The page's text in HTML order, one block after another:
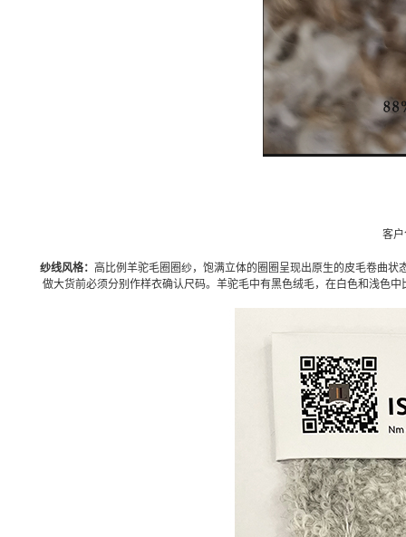
客
纱线风格： 高比例羊驼毛圈圈纱，饱满立体的圈圈呈现出原生的皮毛卷曲
做大货前必须分别作样衣确认尺码。羊驼毛中有黑色绒毛，在白色和浅色